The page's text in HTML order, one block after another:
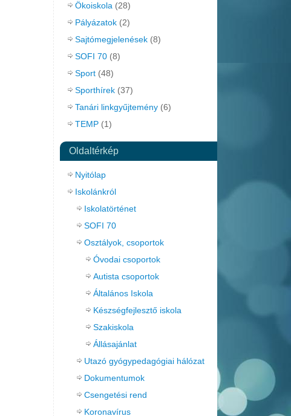
Ökoiskola (28)
Pályázatok (2)
Sajtómegjelenések (8)
SOFI 70 (8)
Sport (48)
Sporthírek (37)
Tanári linkgyűjtemény (6)
TEMP (1)
Oldaltérkép
Nyitólap
Iskolánkról
Iskolatörténet
SOFI 70
Osztályok, csoportok
Óvodai csoportok
Autista csoportok
Általános Iskola
Készségfejlesztő iskola
Szakiskola
Állásajánlat
Utazó gyógypedagógiai hálózat
Dokumentumok
Csengetési rend
Koronavírus